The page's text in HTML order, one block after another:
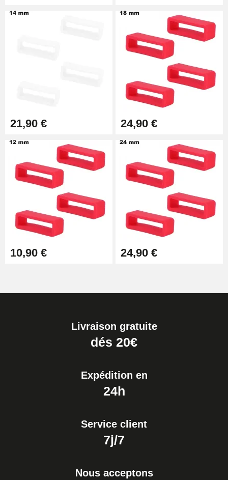
21,90 € 24,90 €
10,90 € 24,90 €
Livraison gratuite
dés 20€
Expédition en
24h
Service client
7j/7
Nous acceptons